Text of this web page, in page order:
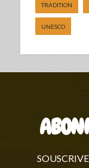
TRADITION
UNESCO